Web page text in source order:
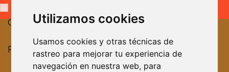
Utilizamos cookies
Usamos cookies y otras técnicas de
rastreo para mejorar tu experiencia de
navegación en nuestra web, para
Contact us
Products